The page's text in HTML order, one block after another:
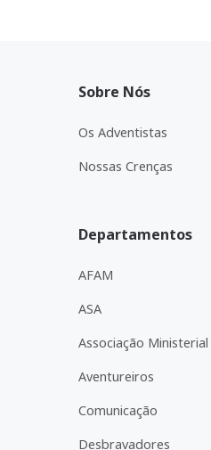
Sobre Nós
Os Adventistas
Nossas Crenças
Departamentos
AFAM
ASA
Associação Ministerial
Aventureiros
Comunicação
Desbravadores